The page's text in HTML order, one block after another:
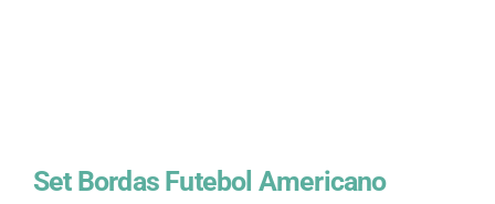
Set Bordas Futebol Americano